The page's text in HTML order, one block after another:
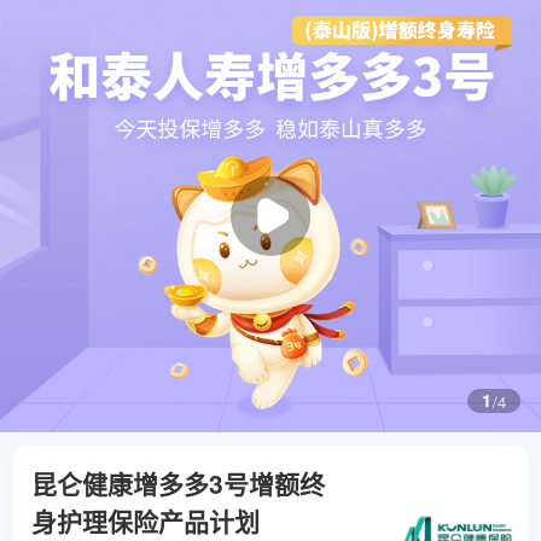
1/4
昆仑健康增多多3号增额终
身护理保险产品计划